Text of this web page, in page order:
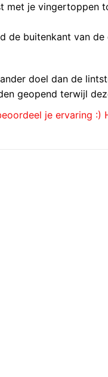
met je vingertoppen
de buitenkant van de
doel dan de
geopend terwijl
je ervaring :)